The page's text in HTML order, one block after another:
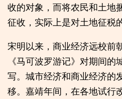
收的对象，而将农民和土地
征收，实际上是对土地征税
宋明以来，商业经济远校前
《马可波罗游记》对期间
写。城市经济和商业经济的
移。嘉靖年间，在各地试行